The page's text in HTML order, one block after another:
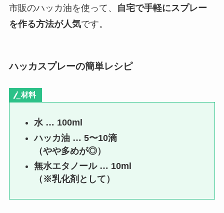
市販のハッカ油を使って、
自宅で手軽にスプレー
を作る方法が人気です。
ハッカスプレーの簡単レシピ
材料
水 … 100ml
ハッカ油 … 5〜10滴
（やや多めが◎）
無水エタノール … 10ml
（※乳化剤として）